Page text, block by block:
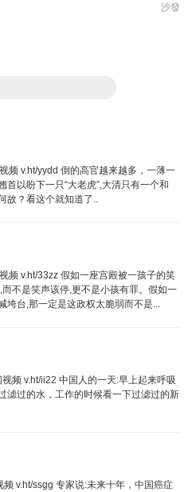
沙發
频 v.ht/yydd 倒的高官越来越多，一薄一
首以盼下一只“大老虎”,大清只有一个和
故？看这个就知道了..
频 v.ht/33zz 假如一座宫殿被一孩子的笑
不是笑声该停,更不是小孩有罪。假如一
垮台,那一定是这政权太脆弱而不是...
频 v.ht/ii22 中国人的一天:早上起来呼吸
滤过的水，工作的时候看一下过滤过的新
v.ht/ssgg 专家说:未来十年，中国癌症